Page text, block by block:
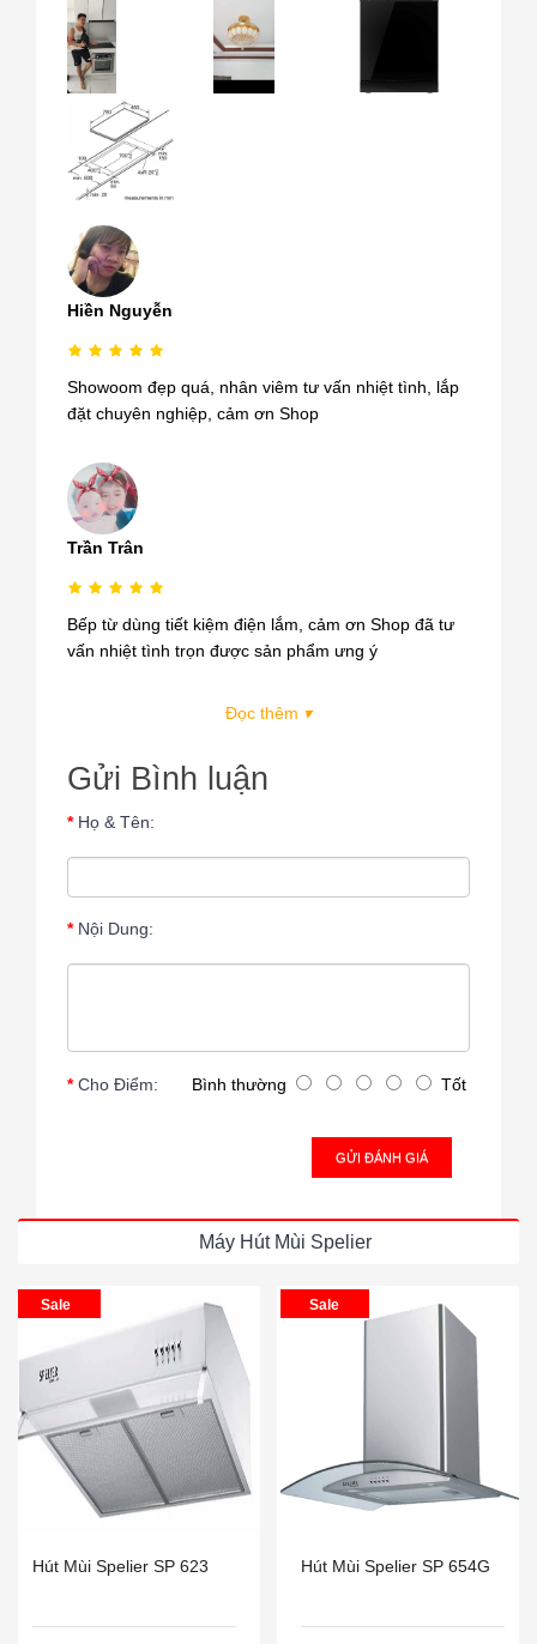
Hiền Nguyễn
Showoom đẹp quá, nhân viêm tư vấn nhiệt tình, lắp
đặt chuyên nghiệp, cảm ơn Shop
Trần Trân
Bếp từ dùng tiết kiệm điện lắm, cảm ơn Shop đã tư
vấn nhiệt tình trọn được sản phẩm ưng ý
Đọc thêm ▾
Gửi Bình luận
Họ & Tên:
Nội Dung:
Cho Điểm: Bình thường Tốt
GỬI ĐÁNH GIÁ
Máy Hút Mùi Spelier
Sale
Hút Mùi Spelier SP 623
Sale
Hút Mùi Spelier SP 654G